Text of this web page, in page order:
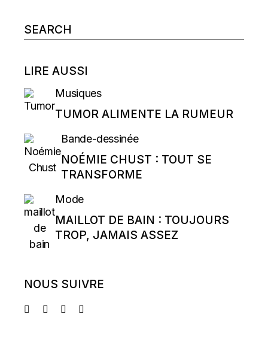
Search
for:
LIRE AUSSI
Musiques
TUMOR ALIMENTE LA RUMEUR
Bande-dessinée
NOÉMIE CHUST : TOUT SE
TRANSFORME
Mode
MAILLOT DE BAIN : TOUJOURS
TROP, JAMAIS ASSEZ
NOUS SUIVRE